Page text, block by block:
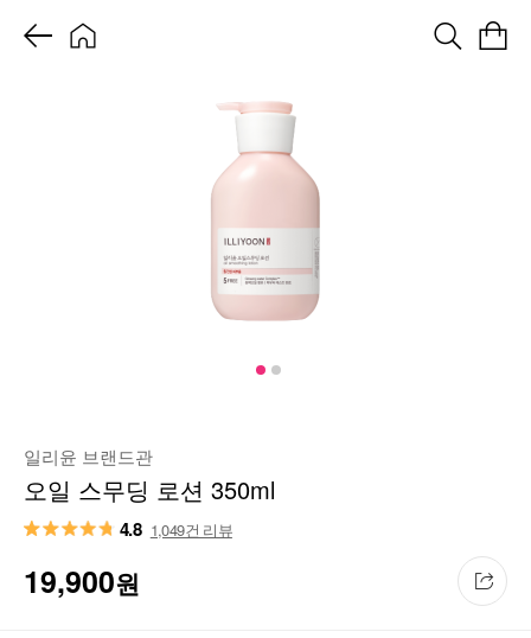
일리윤 브랜드관
오일 스무딩 로션 350ml
4.8 1,049건 리뷰
19,900원